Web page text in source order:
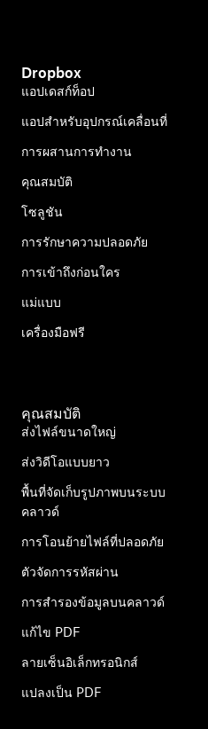
Dropbox
แอปเดสก์ท็อป
แอปสำหรับอุปกรณ์เคลื่อนที่
การผสานการทำงาน
คุณสมบัติ
โซลูชัน
การรักษาความปลอดภัย
การเข้าถึงก่อนใคร
แม่แบบ
เครื่องมือฟรี
คุณสมบัติ
ส่งไฟล์ขนาดใหญ่
ส่งวิดีโอแบบยาว
พื้นที่จัดเก็บรูปภาพบนระบบ
คลาวด์
การโอนย้ายไฟล์ที่ปลอดภัย
ตัวจัดการรหัสผ่าน
การสำรองข้อมูลบนคลาวด์
แก้ไข PDF
ลายเซ็นอิเล็กทรอนิกส์
แปลงเป็น PDF